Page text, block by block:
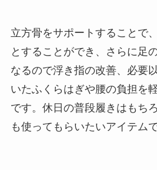
立方骨をサポートすることで
とすることができ、さらに足
なるので浮き指の改善、必要
いたふくらはぎや腰の負担を
です。休日の普段履きはもち
も使ってもらいたいアイテムで